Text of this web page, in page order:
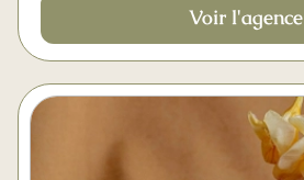
Voir l'agence